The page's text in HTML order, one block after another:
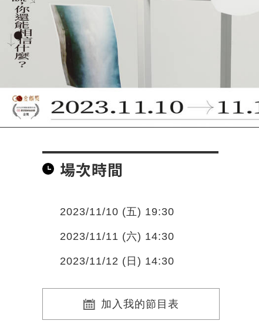
場次時間
2023/11/10 (五) 19:30
2023/11/11 (六) 14:30
2023/11/12 (日) 14:30
加入我的節目表